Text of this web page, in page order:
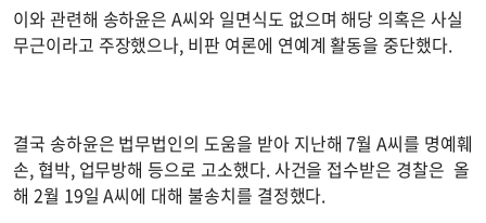
이와 관련해 송하윤은 A씨와 일면식도 없으며 해당 의혹은 사실
무근이라고 주장했으나, 비판 여론에 연예계 활동을 중단했다.
결국 송하윤은 법무법인의 도움을 받아 지난해 7월 A씨를 명예훼
손, 협박, 업무방해 등으로 고소했다. 사건을 접수받은 경찰은 올
해 2월 19일 A씨에 대해 불송치를 결정했다.